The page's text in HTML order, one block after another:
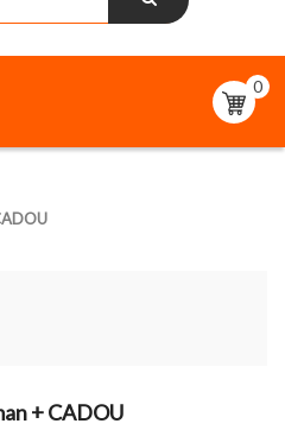
0
+ CADOU